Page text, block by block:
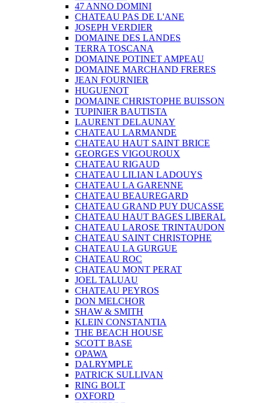
47 ANNO DOMINI
CHATEAU PAS DE L'ANE
JOSEPH VERDIER
DOMAINE DES LANDES
TERRA TOSCANA
DOMAINE POTINET AMPEAU
DOMAINE MARCHAND FRERES
JEAN FOURNIER
HUGUENOT
DOMAINE CHRISTOPHE BUISSON
TUPINIER BAUTISTA
LAURENT DELAUNAY
CHATEAU LARMANDE
CHATEAU HAUT SAINT BRICE
GEORGES VIGOUROUX
CHATEAU RIGAUD
CHATEAU LILIAN LADOUYS
CHATEAU LA GARENNE
CHATEAU BEAUREGARD
CHATEAU GRAND PUY DUCASSE
CHATEAU HAUT BAGES LIBERAL
CHATEAU LAROSE TRINTAUDON
CHATEAU SAINT CHRISTOPHE
CHATEAU LA GURGUE
CHATEAU ROC
CHATEAU MONT PERAT
JOEL TALUAU
CHATEAU PEYROS
DON MELCHOR
SHAW & SMITH
KLEIN CONSTANTIA
THE BEACH HOUSE
SCOTT BASE
OPAWA
DALRYMPLE
PATRICK SULLIVAN
RING BOLT
OXFORD